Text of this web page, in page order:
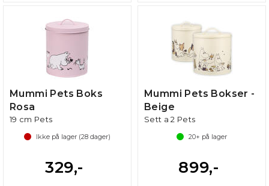
Mummi Pets Boks
Rosa
19 cm Pets
Ikke på lager (28 dager)
329,-
Mummi Pets Bokser -
Beige
Sett a 2 Pets
20+ på lager
899,-